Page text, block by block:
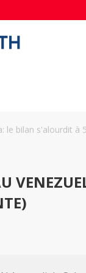
le bilan s'alourdit à